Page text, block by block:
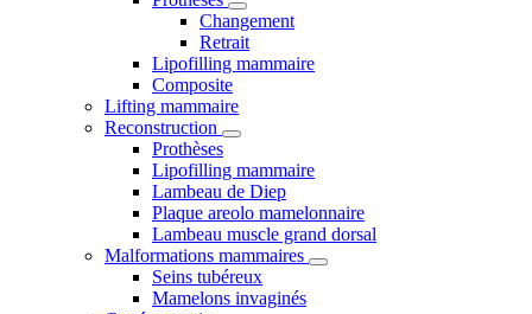
Changement
Retrait
Lipofilling mammaire
Composite
Lifting mammaire
Reconstruction
Prothèses
Lipofilling mammaire
Lambeau de Diep
Plaque areolo mamelonnaire
Lambeau muscle grand dorsal
Malformations mammaires
Seins tubéreux
Mamelons invaginés